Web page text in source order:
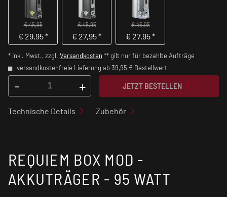
€ 45,95
€ 29,95*
€ 45,95
€ 27,95*
€ 45,95
€ 27,95*
* inkl. Mwst., zzgl. Versandkosten ** gilt nur für bezahlte Aufträge
versandkostenfreie Lieferung ab 39,95 € Bestellwert
- + JETZT BESTELLEN
Technische Details Zubehör
REQUIEM BOX MOD -
AKKUTRÄGER - 95 WATT